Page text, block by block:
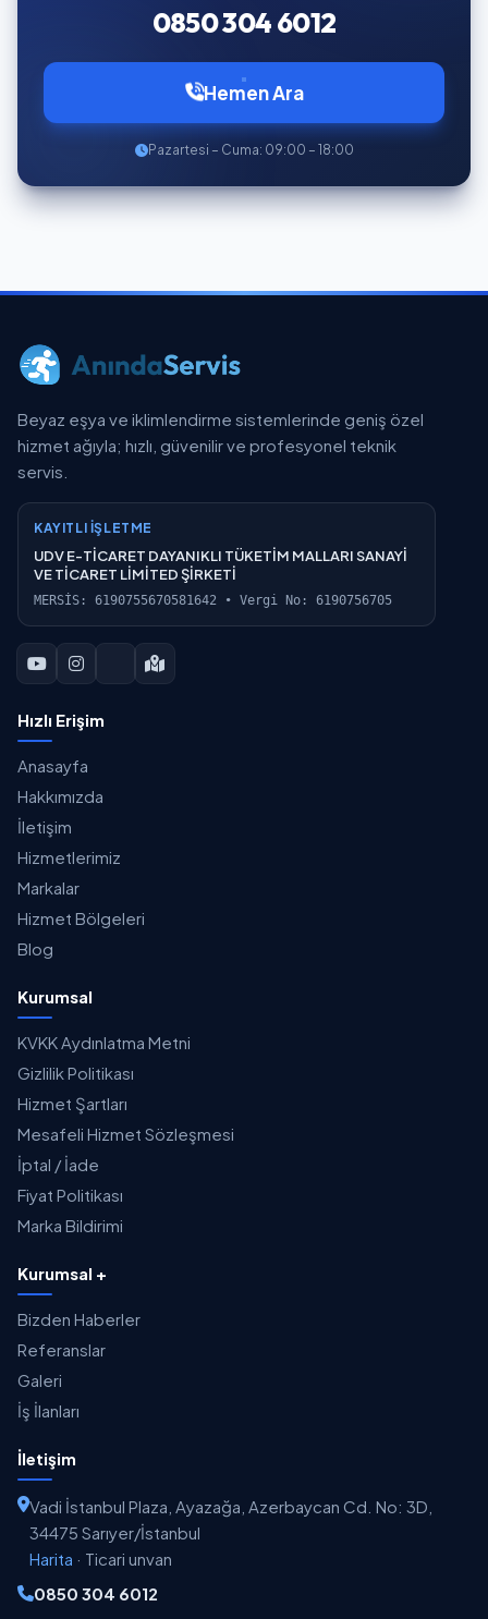
0850 304 6012
Hemen Ara
Pazartesi – Cuma: 09:00 – 18:00
Beyaz eşya ve iklimlendirme sistemlerinde geniş özel
hizmet ağıyla; hızlı, güvenilir ve profesyonel teknik
servis.
KAYITLI İŞLETME
UDV E-TİCARET DAYANIKLI TÜKETİM MALLARI SANAYİ
VE TİCARET LİMİTED ŞİRKETİ
MERSİS: 6190755670581642 • Vergi No: 6190756705
Hızlı Erişim
Anasayfa
Hakkımızda
İletişim
Hizmetlerimiz
Markalar
Hizmet Bölgeleri
Blog
Kurumsal
KVKK Aydınlatma Metni
Gizlilik Politikası
Hizmet Şartları
Mesafeli Hizmet Sözleşmesi
İptal / İade
Fiyat Politikası
Marka Bildirimi
Kurumsal +
Bizden Haberler
Referanslar
Galeri
İş İlanları
İletişim
Vadi İstanbul Plaza, Ayazağa, Azerbaycan Cd. No: 3D,
34475 Sarıyer/İstanbul
Harita · Ticari unvan
0850 304 6012